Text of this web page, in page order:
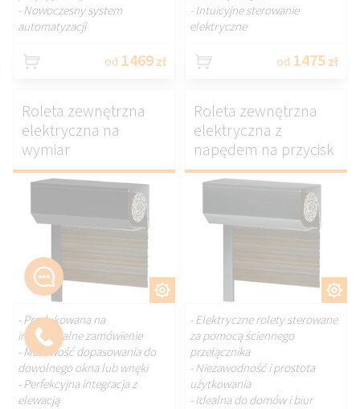
- Nowoczesny system
automatyzacji
od 1469 zł
- Intuicyjne sterowanie
elektryczne
od 1475 zł
DOSTOSUJ.
Roleta zewnętrzna
elektryczna na
wymiar
- Produkowana na
indywidualne zamówienie
- Możliwość dopasowania do
dowolnego okna lub wnęki
- Perfekcyjna integracja z
elewacją
DOSTOSUJ.
Roleta zewnętrzna
elektryczna z
napędem na przycisk
- Elektryczne rolety sterowane
za pomocą ściennego
przełącznika
- Niezawodność i prostota
użytkowania
- Idealna do domów i biur